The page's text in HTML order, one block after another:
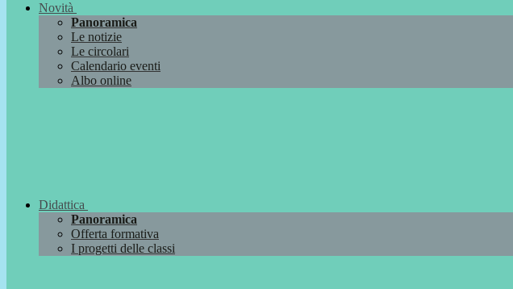
Novità
Panoramica
Le notizie
Le circolari
Calendario eventi
Albo online
Didattica
Panoramica
Offerta formativa
I progetti delle classi